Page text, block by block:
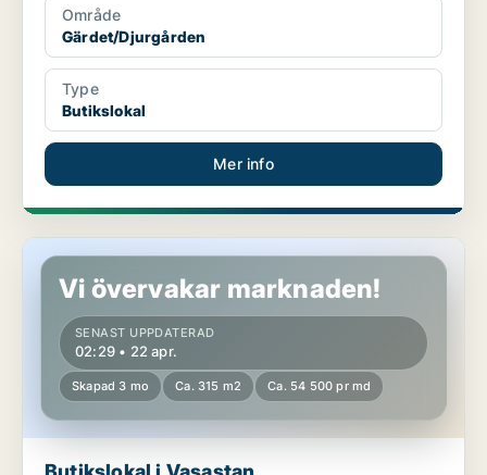
Område
Gärdet/Djurgården
Type
Butikslokal
Mer info
Butikslokal i Vasastan
Vi övervakar marknaden!
SENAST UPPDATERAD
02:29 • 22 apr.
Skapad 3 mo Ca. 315 m2 Ca. 54 500 pr md